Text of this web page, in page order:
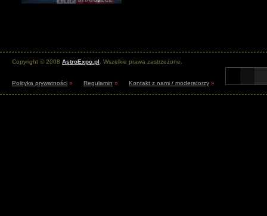
Copyright © 2008 AstroExpo.pl . Wszelkie prawa zastrzeżone.
Polityka prywatności » Regulamin » Kontakt z nami / moderatorzy »